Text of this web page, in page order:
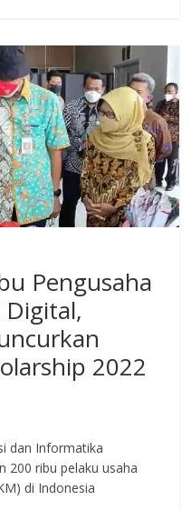
Pengusaha
2022
dan Informatika
200 ribu pelaku usaha
di Indonesia